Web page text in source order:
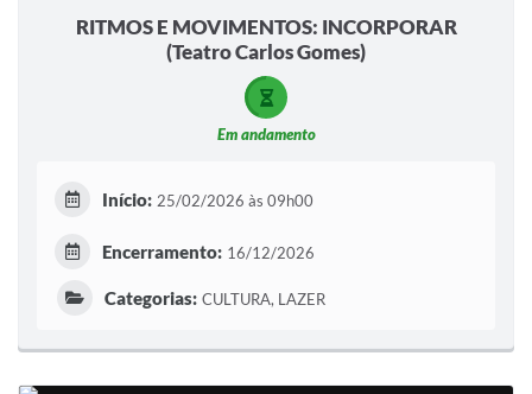
RITMOS E MOVIMENTOS: INCORPORAR
(Teatro Carlos Gomes)
Em andamento
Início: 25/02/2026 às 09h00
Encerramento: 16/12/2026
Categorias: CULTURA, LAZER